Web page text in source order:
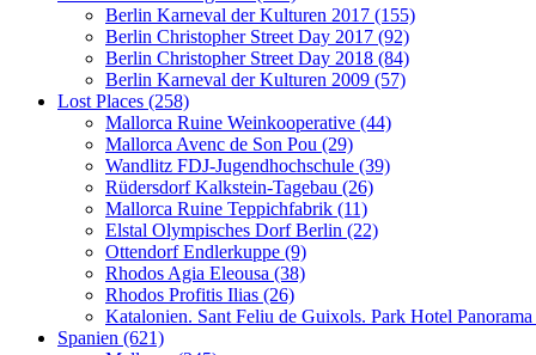
Berlin Karneval der Kulturen 2017 (155)
Berlin Christopher Street Day 2017 (92)
Berlin Christopher Street Day 2018 (84)
Berlin Karneval der Kulturen 2009 (57)
Lost Places (258)
Mallorca Ruine Weinkooperative (44)
Mallorca Avenc de Son Pou (29)
Wandlitz FDJ-Jugendhochschule (39)
Rüdersdorf Kalkstein-Tagebau (26)
Mallorca Ruine Teppichfabrik (11)
Elstal Olympisches Dorf Berlin (22)
Ottendorf Endlerkuppe (9)
Rhodos Agia Eleousa (38)
Rhodos Profitis Ilias (26)
Katalonien. Sant Feliu de Guixols. Park Hotel
Spanien (621)